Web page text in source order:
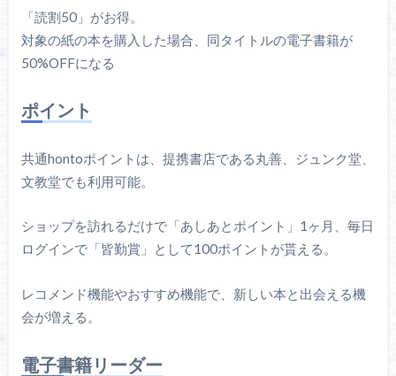
「読割50」がお得。
対象の紙の本を購入した場合、同タイトルの電子書籍が
50%OFFになる
ポイント
共通hontoポイントは、提携書店である丸善、ジュンク堂、
文教堂でも利用可能。
ショップを訪れるだけで「あしあとポイント」1ヶ月、毎日
ログインで「皆勤賞」として100ポイントが貰える。
レコメンド機能やおすすめ機能で、新しい本と出会える機
会が増える。
電子書籍リーダー